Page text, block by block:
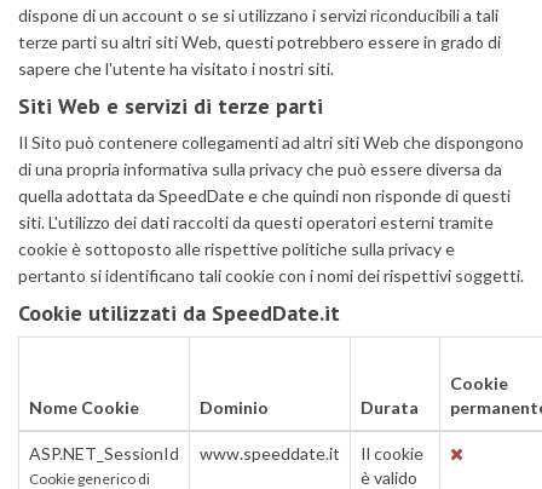
dispone di un account o se si utilizzano i servizi riconducibili a tali
terze parti su altri siti Web, questi potrebbero essere in grado di
sapere che l'utente ha visitato i nostri siti.
Siti Web e servizi di terze parti
Il Sito può contenere collegamenti ad altri siti Web che dispongono
di una propria informativa sulla privacy che può essere diversa da
quella adottata da SpeedDate e che quindi non risponde di questi
siti. L'utilizzo dei dati raccolti da questi operatori esterni tramite
cookie è sottoposto alle rispettive politiche sulla privacy e
pertanto si identificano tali cookie con i nomi dei rispettivi soggetti.
Cookie utilizzati da SpeedDate.it
Nome Cookie Dominio Durata
Cookie
ASP.NET_SessionId
Cookie generico di
www.speeddate.it
Il cookie
è valido